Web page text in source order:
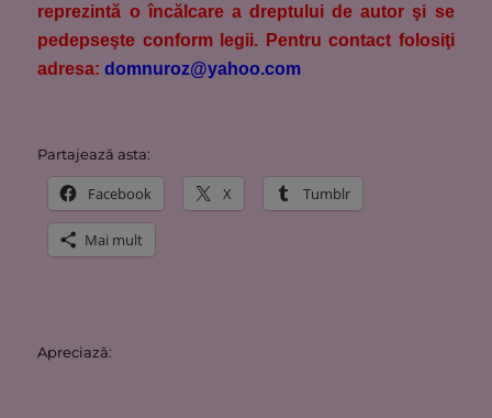
reprezintă o încălcare a dreptului de autor şi se
pedepseşte conform legii. Pentru contact folosiţi
adresa: domnuroz@yahoo.com
Partajează asta:
Facebook X Tumblr
Mai mult
Apreciază: